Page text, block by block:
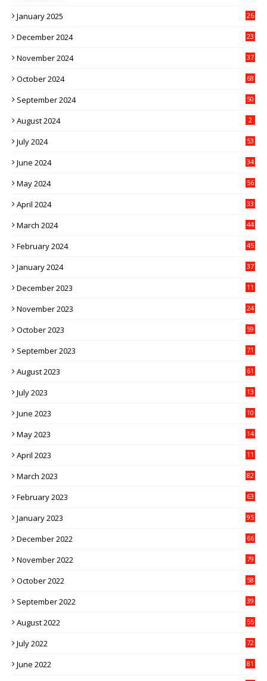
January 2025 26
December 2024 23
November 2024 37
October 2024 68
September 2024 50
August 2024 2
July 2024 53
June 2024 34
May 2024 56
April 2024 33
March 2024 44
February 2024 45
January 2024 37
December 2023 11
November 2023 24
October 2023 59
September 2023 71
August 2023 61
July 2023
13
June 2023
10
May 2023
14
April 2023
11
March 2023 82
February 2023 63
January 2023 95
December 2022 66
November 2022 79
October 2022 58
September 2022 39
August 2022 55
July 2022 72
June 2022 81